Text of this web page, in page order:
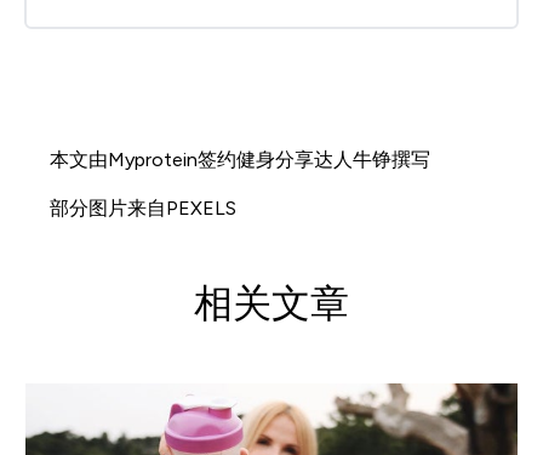
本文由Myprotein签约健身分享达人牛铮撰写
部分图片来自PEXELS
相关文章